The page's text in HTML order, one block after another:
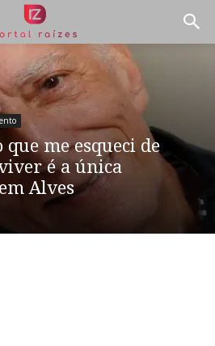
me esqueci de
é a única
Alves